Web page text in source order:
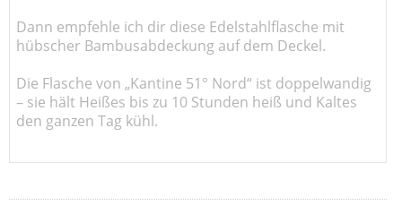
Dann empfehle ich dir diese Edelstahlflasche mit
hübscher Bambusabdeckung auf dem Deckel.
Die Flasche von „Kantine 51° Nord“ ist doppelwandig
– sie hält Heißes bis zu 10 Stunden heiß und Kaltes
den ganzen Tag kühl.